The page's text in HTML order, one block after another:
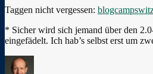
Taggen nicht vergessen:
* Sicher wird sich jemand über den
eingefädelt. Ich hab’s selbst erst um